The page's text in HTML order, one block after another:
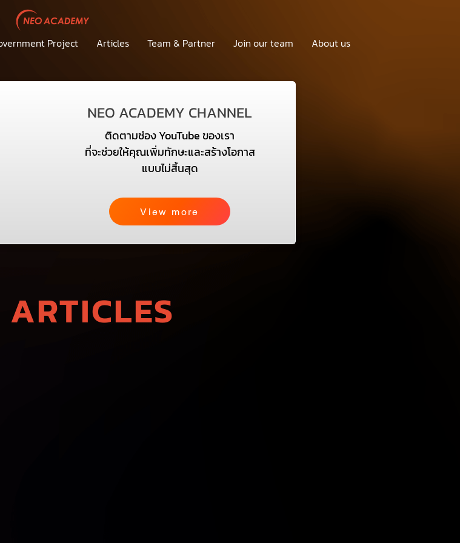
Project Articles Team & Partner Join our team About us
NEO ACADEMY CHANNEL
ติดตามช่อง YouTube ของเรา
ที่จะช่วยให้คุณเพิ่มทักษะและสร้างโอกาส
แบบไม่สิ้นสุด
View more
ARTICLES